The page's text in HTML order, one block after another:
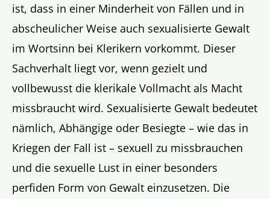
ist, dass in einer Minderheit von Fällen und in
abscheulicher Weise auch sexualisierte Gewalt
im Wortsinn bei Klerikern vorkommt. Dieser
Sachverhalt liegt vor, wenn gezielt und
vollbewusst die klerikale Vollmacht als Macht
missbraucht wird. Sexualisierte Gewalt bedeutet
nämlich, Abhängige oder Besiegte – wie das in
Kriegen der Fall ist – sexuell zu missbrauchen
und die sexuelle Lust in einer besonders
perfiden Form von Gewalt einzusetzen. Die